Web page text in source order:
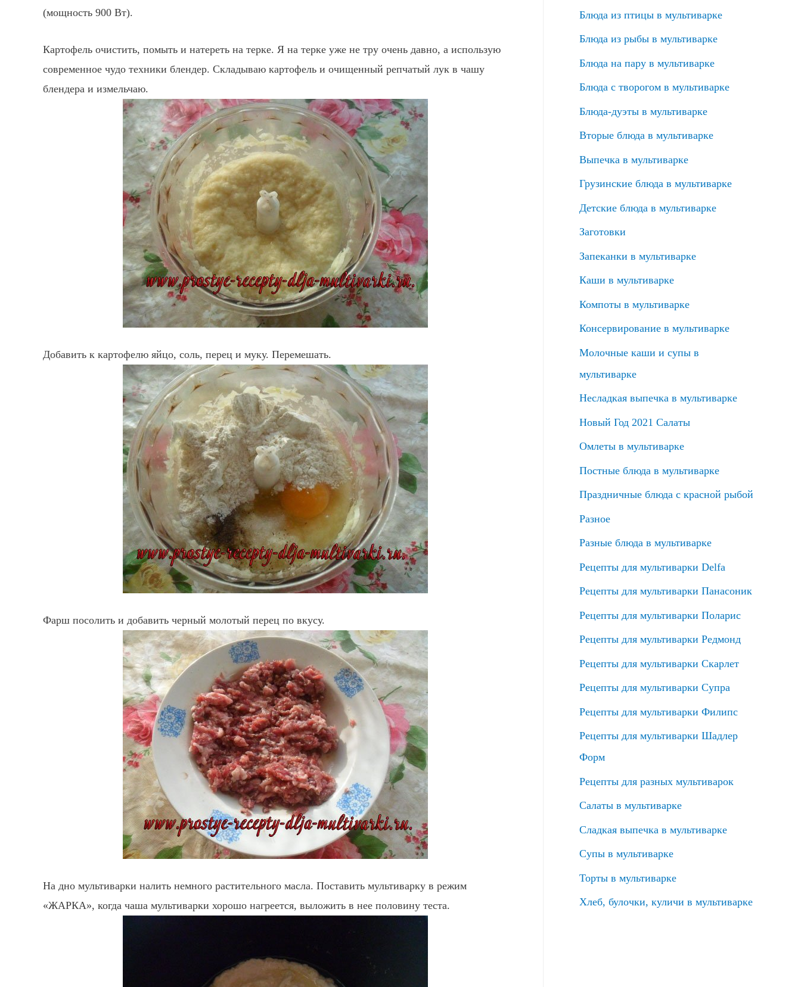
(мощность 900 Вт).
Картофель очистить, помыть и натереть на терке. Я на терке уже не тру очень давно, а использую
современное чудо техники блендер. Складываю картофель и очищенный репчатый лук в чашу
блендера и измельчаю.
Добавить к картофелю яйцо, соль, перец и муку. Перемешать.
Фарш посолить и добавить черный молотый перец по вкусу.
На дно мультиварки налить немного растительного масла. Поставить мультиварку в режим
«ЖАРКА», когда чаша мультиварки хорошо нагреется, выложить в нее половину теста.
Блюда из птицы в мультиварке
Блюда из рыбы в мультиварке
Блюда на пару в мультиварке
Блюда с творогом в мультиварке
Блюда-дуэты в мультиварке
Вторые блюда в мультиварке
Выпечка в мультиварке
Грузинские блюда в мультиварке
Детские блюда в мультиварке
Заготовки
Запеканки в мультиварке
Каши в мультиварке
Компоты в мультиварке
Консервирование в мультиварке
Молочные каши и супы в
мультиварке
Несладкая выпечка в мультиварке
Новый Год 2021 Салаты
Омлеты в мультиварке
Постные блюда в мультиварке
Праздничные блюда с красной рыбой
Разное
Разные блюда в мультиварке
Рецепты для мультиварки Delfa
Рецепты для мультиварки Панасоник
Рецепты для мультиварки Поларис
Рецепты для мультиварки Редмонд
Рецепты для мультиварки Скарлет
Рецепты для мультиварки Супра
Рецепты для мультиварки Филипс
Рецепты для мультиварки Шадлер
Форм
Рецепты для разных мультиварок
Салаты в мультиварке
Сладкая выпечка в мультиварке
Супы в мультиварке
Торты в мультиварке
Хлеб, булочки, куличи в мультиварке